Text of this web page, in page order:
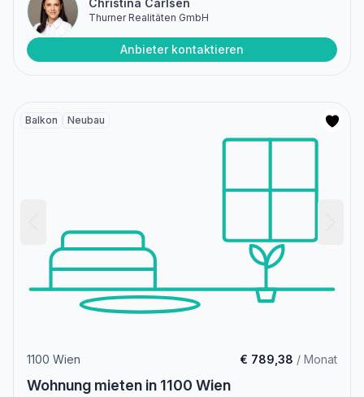
Christina Carlsen
Thurner Realitäten GmbH
Anbieter kontaktieren
Balkon Neubau
1100 Wien € 789,38 / Monat
Wohnung mieten in 1100 Wien